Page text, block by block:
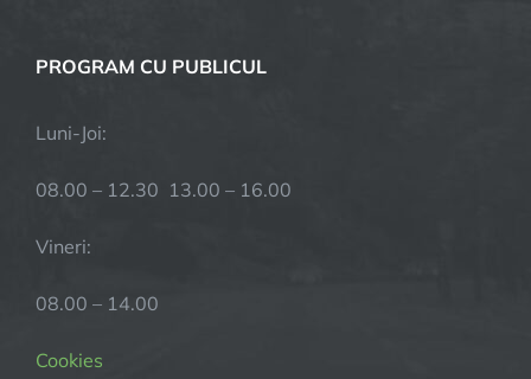
PROGRAM CU PUBLICUL
Luni-Joi:
08.00 – 12.30 13.00 – 16.00
Vineri:
08.00 – 14.00
Cookies